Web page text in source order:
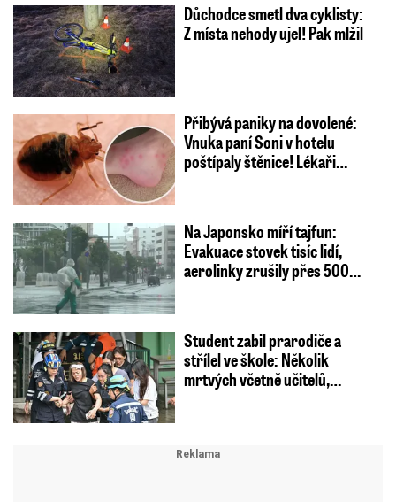
Důchodce smetl dva cyklisty:
Z místa nehody ujel! Pak mlžil
Přibývá paniky na dovolené:
Vnuka paní Soni v hotelu
poštípaly štěnice! Lékaři…
Na Japonsko míří tajfun:
Evakuace stovek tisíc lidí,
aerolinky zrušily přes 500…
Student zabil prarodiče a
střílel ve škole: Několik
mrtvých včetně učitelů,…